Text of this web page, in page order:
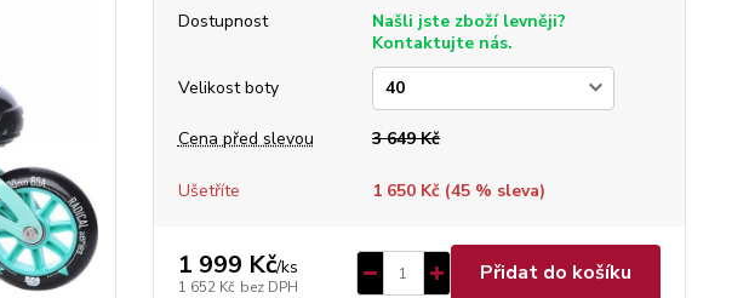
Dostupnost
Našli jste zboží levněji?
Kontaktujte nás.
Velikost boty
Cena před slevou 3 649 Kč
Ušetříte 1 650 Kč (45% sleva)
1 999 Kč/ks
1 652 Kč bez DPH
Přidat do košíku